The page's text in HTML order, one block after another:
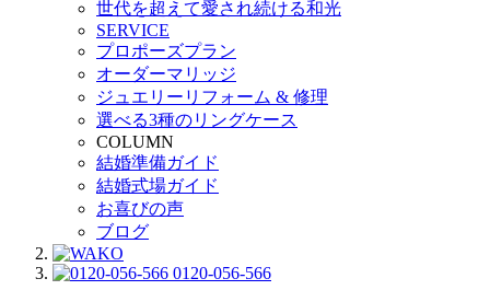
世代を超えて愛され続ける和光
SERVICE
プロポーズプラン
オーダーマリッジ
ジュエリーリフォーム & 修理
選べる3種のリングケース
COLUMN
結婚準備ガイド
結婚式場ガイド
お喜びの声
ブログ
0120-056-566